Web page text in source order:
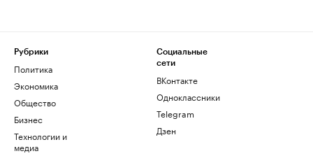
Рубрики
Политика
Экономика
Общество
Бизнес
Технологии и
медиа
Социальные
сети
ВКонтакте
Одноклассники
Telegram
Дзен